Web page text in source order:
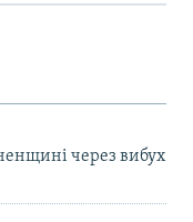
через вибух